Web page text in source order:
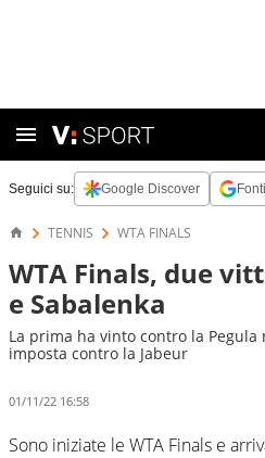
Seguici su: Google Discover
TENNIS WTA FINALS
WTA Finals, due
e Sabalenka
La prima ha vinto contro la
imposta contro la Jabeur
01/11/22 16:58
Sono iniziate le WTA Finals e